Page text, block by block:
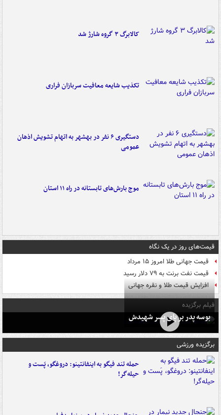
کالابرگ ۳ گروه شارژ شد
تکذیب شایعه معافیت سربازان فراری
دستگیری ۶ نفر در بهشهر به اتهام تشویش اذهان
عمومی
موج بارش‌های تابستانه در راه ۱۱ استان
قیمت‌های روز در یک نگاه
قیمت جهانی طلا امروز ۱۵ مرداد
قیمت نفت برنت به ۷۹ دلار رسید
افزایش قیمت طلا و نقره جهانی
فیلم برگزیده
بوسه‌ پدر بر پای پسر شهیدش
برگزیده ورزشی
حمله تند فیگو به اینفانتینو: دروغگو، پَست‌ و
حیله‌گر!